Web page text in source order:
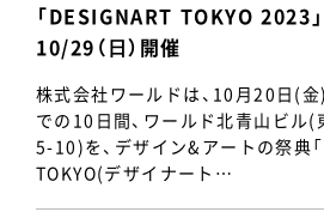
「DESIGNART TOKYO 2023
10/29（⽇）開催
株式会社ワールドは、10月20日(
での10日間、ワールド北青山ビル
5-10)を、デザイン&アートの祭典
TOKYO(デザイナート…